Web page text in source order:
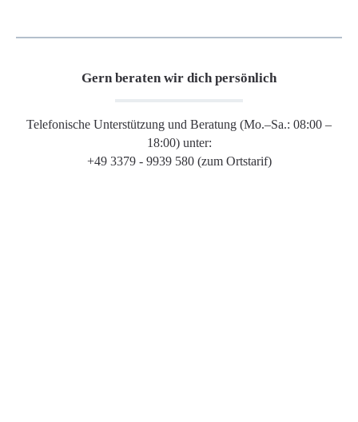
Gern beraten wir dich persönlich
Telefonische Unterstützung und Beratung (Mo.–Sa.: 08:00 –
18:00) unter:
+49 3379 - 9939 580 (zum Ortstarif)